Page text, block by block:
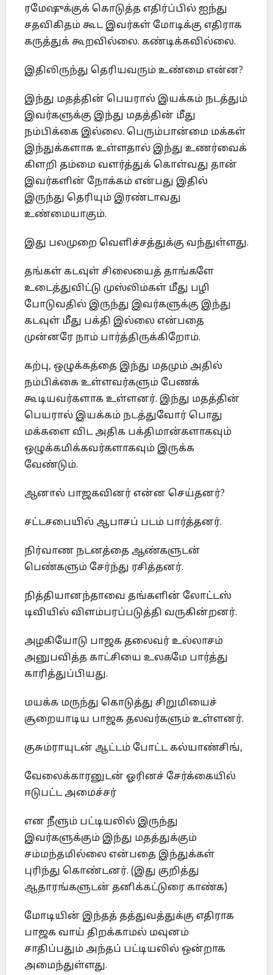
ரமேஷுக்குக் கொடுத்த எதிர்ப்பில் ஐந்து
சதவிகிதம் கூட இவர்கள் மோடிக்கு எதிராக
கருத்துக் கூறவில்லை. கண்டிக்கவில்லை.
இதிலிருந்து தெரியவரும் உண்மை என்ன?
இந்து மதத்தின் பெயரால் இயக்கம் நடத்தும்
இவர்களுக்கு இந்து மதத்தின் மீது
நம்பிக்கை இல்லை. பெரும்பான்மை மக்கள்
இந்துக்களாக உள்ளதால் இந்து உணர்வைக்
கிளறி தம்மை வளர்த்துக் கொள்வது தான்
இவர்களின் நோக்கம் என்பது இதில்
இருந்து தெரியும் இரண்டாவது
உண்மையாகும்.
இது பலமுறை வெளிச்சத்துக்கு வந்துள்ளது.
தங்கள் கடவுள் சிலையைத் தாங்களே
உடைத்துவிட்டு முஸ்லிம்கள் மீது பழி
போடுவதில் இருந்து இவர்களுக்கு இந்து
கடவுள் மீது பக்தி இல்லை என்பதை
முன்னரே நாம் பார்த்திருக்கிறோம்.
கற்பு, ஒழுக்கத்தை இந்து மதமும் அதில்
நம்பிக்கை உள்ளவர்களும் பேணக்
கூடியவர்களாக உள்ளனர். இந்து மதத்தின்
பெயரால் இயக்கம் நடத்துவோர் பொது
மக்களை விட அதிக பக்திமான்களாகவும்
ஒழுக்கமிக்கவர்களாகவும் இருக்க
வேண்டும்.
ஆனால் பாஜகவினர் என்ன செய்தனர்?
சட்டசபையில் ஆபாசப் படம் பார்த்தனர்.
நிர்வாண நடனத்தை ஆண்களுடன்
பெண்களும் சேர்ந்து ரசித்தனர்.
நித்தியானந்தாவை தங்களின் லோட்டஸ்
டிவியில் விளம்பரப்படுத்தி வருகின்றனர்.
அழகியோடு பாஜக தலைவர் உல்லாசம்
அனுபவித்த காட்சியை உலகமே பார்த்து
காரித்துப்பியது.
மயக்க மருந்து கொடுத்து சிறுமியைச்
சூறையாடிய பாஜக தலவர்களும் உள்ளனர்.
குசும்ராயுடன் ஆட்டம் போட்ட கல்யாண்சிங்,
வேலைக்காரனுடன் ஓரினச் சேர்க்கையில்
ஈடுபட்ட அமைச்சர்
என நீளும் பட்டியலில் இருந்து
இவர்களுக்கும் இந்து மதத்துக்கும்
சம்மந்தமில்லை என்பதை இந்துக்கள்
புரிந்து கொண்டனர். (இது குறித்து
ஆதாரங்களுடன் தனிக்கட்டுரை காண்க)
மோடியின் இந்தத் தத்துவத்துக்கு எதிராக
பாஜக வாய் திறக்காமல் மவுனம்
சாதிப்பதும் அந்தப் பட்டியலில் ஒன்றாக
அமைந்துள்ளது.